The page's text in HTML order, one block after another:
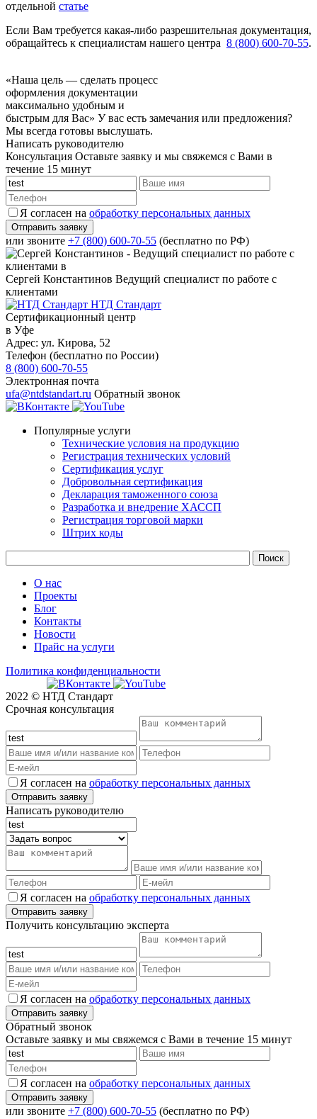
отдельной статье
Если Вам требуется какая-либо разрешительная документация,
обращайтесь к специалистам нашего центра 8 (800) 600-70-55.
«Наша цель — сделать процесс
оформления документации
максимально удобным и
быстрым для Вас» У вас есть замечания или предложения?
Мы всегда готовы выслушать.
Написать руководителю
Консультация Оставьте заявку и мы свяжемся с Вами в
течение 15 минут
Я согласен на обработку персональных данных
или звоните +7 (800) 600-70-55 (бесплатно по РФ)
Сергей Константинов Ведущий специалист по работе с
клиентами
НТД Стандарт
Сертификационный центр
в Уфе
Адрес: ул. ​​Кирова, 52
Телефон (бесплатно по России)
8 (800) 600-70-55
Электронная почта
ufa@ntdstandart.ru Обратный звонок
Популярные услуги
Технические условия на продукцию
Регистрация технических условий
Сертификация услуг
Добровольная сертификация
Декларация таможенного союза
Разработка и внедрение ХАССП
Регистрация торговой марки
Штрих коды
О нас
Проекты
Блог
Контакты
Новости
Прайс на услуги
Политика конфиденциальности
2022 © НТД Стандарт
Срочная консультация
Я согласен на обработку персональных данных
Написать руководителю
Я согласен на обработку персональных данных
Получить консультацию эксперта
Я согласен на обработку персональных данных
Обратный звонок
Оставьте заявку и мы свяжемся с Вами в течение 15 минут
Я согласен на обработку персональных данных
или звоните +7 (800) 600-70-55 (бесплатно по РФ)